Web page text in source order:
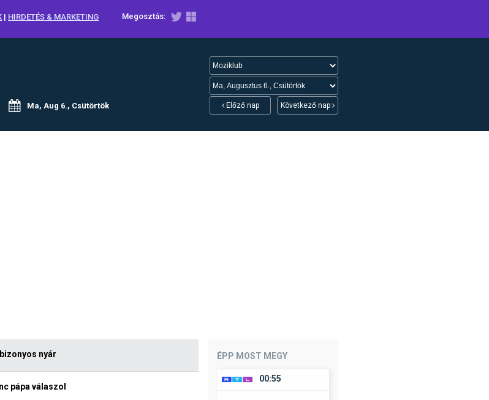
Megosztás:
| HIRDETÉS & MARKETING
Ma, Aug 6., Csütörtök Előző nap Következő nap
nyár
pápa válaszol
ÉPP MOST MEGY
00:55